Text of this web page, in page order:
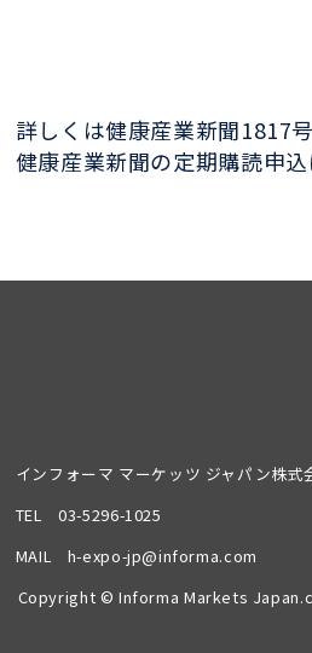
詳しくは健康産業新聞1817
健康産業新聞の定期購読申
インフォーマ マーケッツ ジャパン株
TEL03-5296-1025
MAIL h-expo-jp@informa.com
Copyright © Informa Markets